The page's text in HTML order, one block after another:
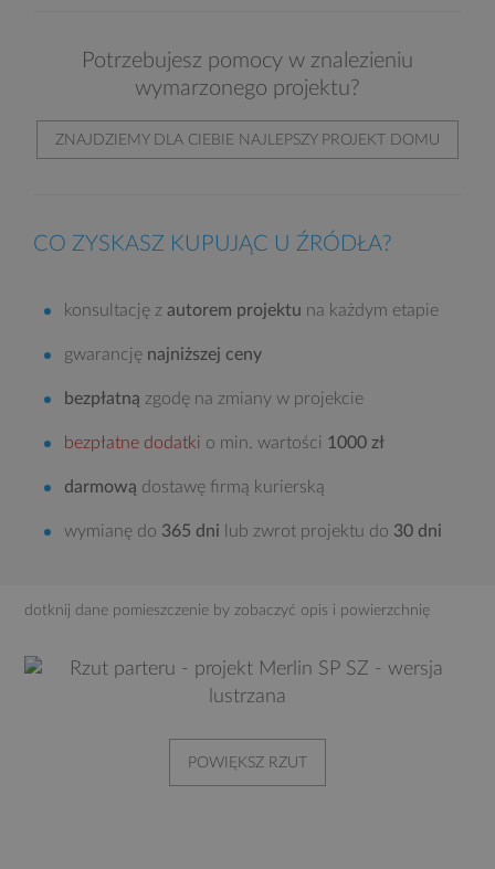
Potrzebujesz pomocy w znalezieniu
wymarzonego projektu?
ZNAJDZIEMY DLA CIEBIE NAJLEPSZY PROJEKT DOMU
CO ZYSKASZ KUPUJĄC U ŹRÓDŁA?
konsultację z autorem projektu na każdym etapie
gwarancję najniższej ceny
bezpłatną zgodę na zmiany w projekcie
bezpłatne dodatki o min. wartości 1000 zł
darmową dostawę firmą kurierską
wymianę do 365 dni lub zwrot projektu do 30 dni
dotknij dane pomieszczenie by zobaczyć opis i powierzchnię
POWIĘKSZ RZUT